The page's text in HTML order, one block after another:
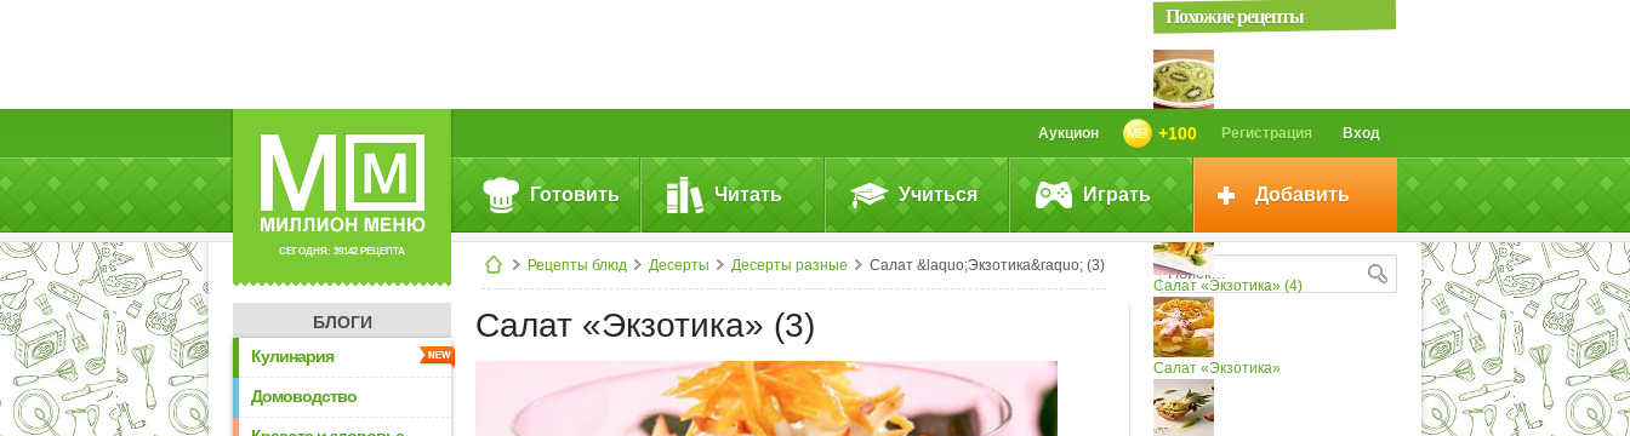
СЕГОДНЯ: 39142 РЕЦЕПТА
Вход
Регистрация
+100
Аукцион
Готовить Читать Учиться Играть Добавить
Рецепты блюд Десерты Десерты разные Салат &laquo;Экзотика&raquo; (3)
БЛОГИ
Кулинария
Домоводство
Салат «Экзотика» (3)
Похожие рецепты
Салат «Экзотика» с савойской...
Салат «Экзотика» (4)
Салат «Экзотика»